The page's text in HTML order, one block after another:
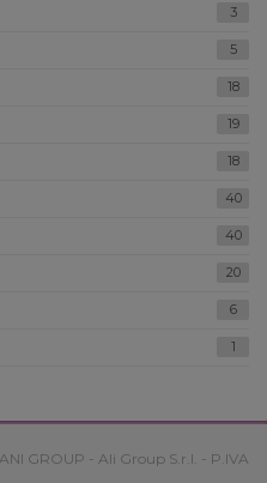
3
5
18
19
18
40
40
20
6
1
GROUP - Ali Group S.r.l. - P.IVA